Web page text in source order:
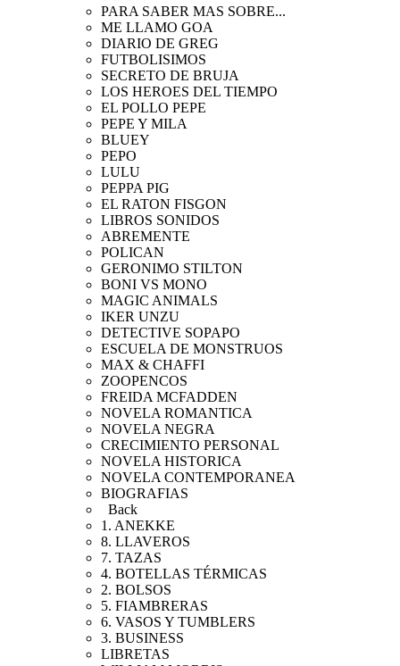
PARA SABER MAS SOBRE...
ME LLAMO GOA
DIARIO DE GREG
FUTBOLISIMOS
SECRETO DE BRUJA
LOS HEROES DEL TIEMPO
EL POLLO PEPE
PEPE Y MILA
BLUEY
PEPO
LULU
PEPPA PIG
EL RATON FISGON
LIBROS SONIDOS
ABREMENTE
POLICAN
GERONIMO STILTON
BONI VS MONO
MAGIC ANIMALS
IKER UNZU
DETECTIVE SOPAPO
ESCUELA DE MONSTRUOS
MAX & CHAFFI
ZOOPENCOS
FREIDA MCFADDEN
NOVELA ROMANTICA
NOVELA NEGRA
CRECIMIENTO PERSONAL
NOVELA HISTORICA
NOVELA CONTEMPORANEA
BIOGRAFIAS
Back
1. ANEKKE
8. LLAVEROS
7. TAZAS
4. BOTELLAS TÉRMICAS
2. BOLSOS
5. FIAMBRERAS
6. VASOS Y TUMBLERS
3. BUSINESS
LIBRETAS